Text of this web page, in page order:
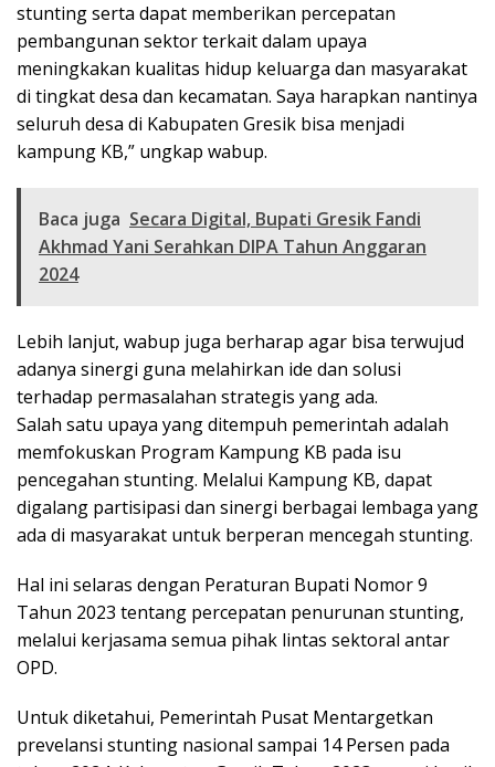
stunting serta dapat memberikan percepatan
pembangunan sektor terkait dalam upaya
meningkakan kualitas hidup keluarga dan masyarakat
di tingkat desa dan kecamatan. Saya harapkan nantinya
seluruh desa di Kabupaten Gresik bisa menjadi
kampung KB,” ungkap wabup.
Baca juga Secara Digital, Bupati Gresik Fandi
Akhmad Yani Serahkan DIPA Tahun Anggaran
2024
Lebih lanjut, wabup juga berharap agar bisa terwujud
adanya sinergi guna melahirkan ide dan solusi
terhadap permasalahan strategis yang ada.
Salah satu upaya yang ditempuh pemerintah adalah
memfokuskan Program Kampung KB pada isu
pencegahan stunting. Melalui Kampung KB, dapat
digalang partisipasi dan sinergi berbagai lembaga yang
ada di masyarakat untuk berperan mencegah stunting.
Hal ini selaras dengan Peraturan Bupati Nomor 9
Tahun 2023 tentang percepatan penurunan stunting,
melalui kerjasama semua pihak lintas sektoral antar
OPD.
Untuk diketahui, Pemerintah Pusat Mentargetkan
prevelansi stunting nasional sampai 14 Persen pada